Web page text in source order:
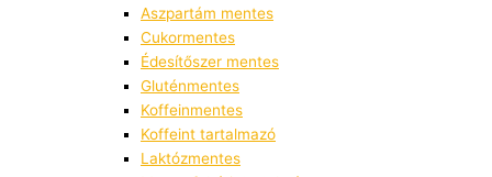
Aszpartám mentes
Cukormentes
Édesítőszer mentes
Gluténmentes
Koffeinmentes
Koffeint tartalmazó
Laktózmentes